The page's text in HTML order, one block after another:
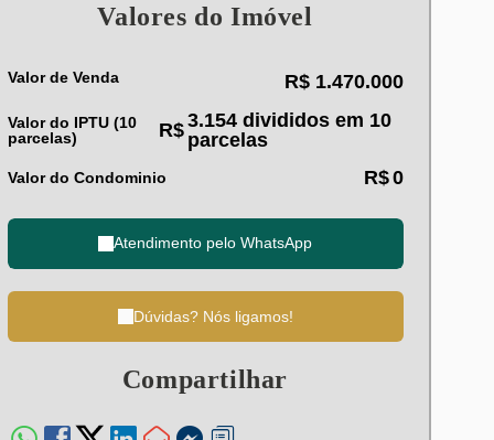
Valores do Imóvel
R$1.470.000
Valor de Venda
Valor do IPTU (10
parcelas)
R$3.154 divididos em 10
parcelas
Valor do Condominio R$0
Atendimento pelo WhatsApp
Dúvidas? Nós ligamos!
Compartilhar